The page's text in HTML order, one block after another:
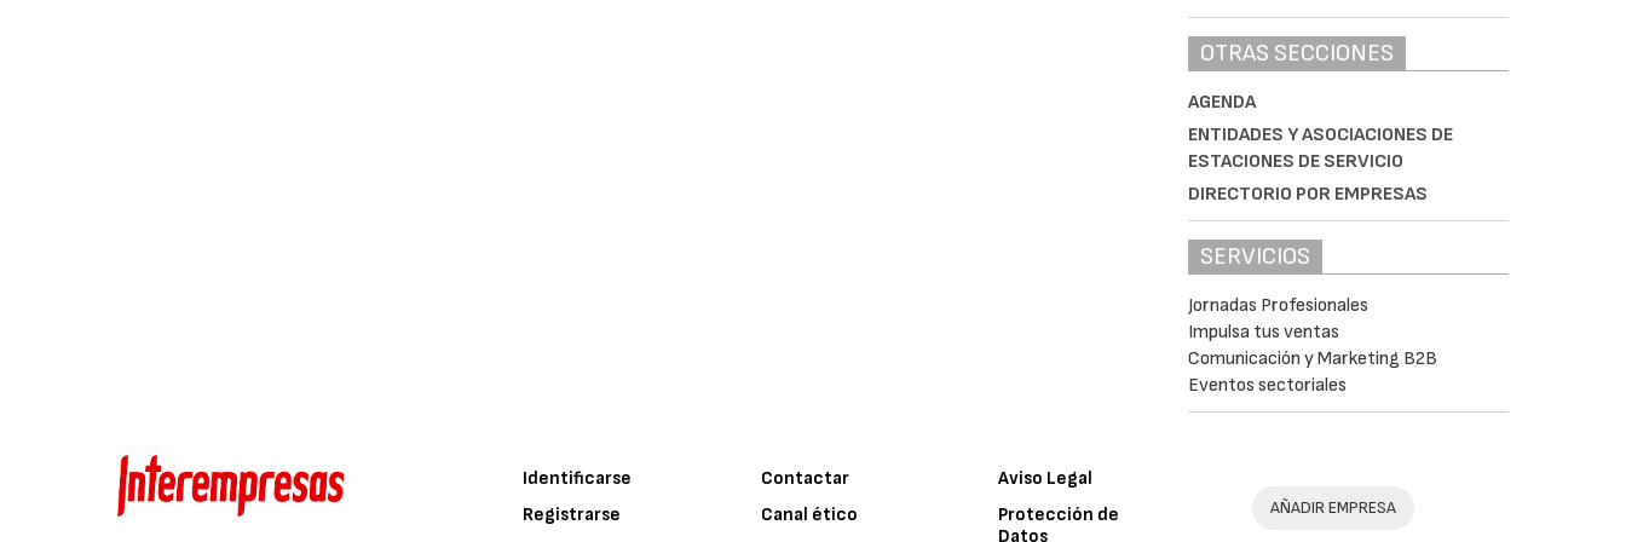
OTRAS SECCIONES
AGENDA
ENTIDADES Y ASOCIACIONES DE
ESTACIONES DE SERVICIO
DIRECTORIO POR EMPRESAS
SERVICIOS
Jornadas Profesionales
Impulsa tus ventas
Comunicación y Marketing B2B
Eventos sectoriales
Identificarse
Registrarse
Contactar
Canal ético
Aviso Legal
Protección de
Datos
AÑADIR EMPRESA